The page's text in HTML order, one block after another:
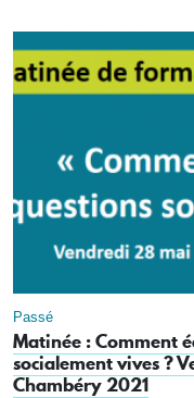
Passé
Matinée : Comment
socialement vives ?
Chambéry 2021